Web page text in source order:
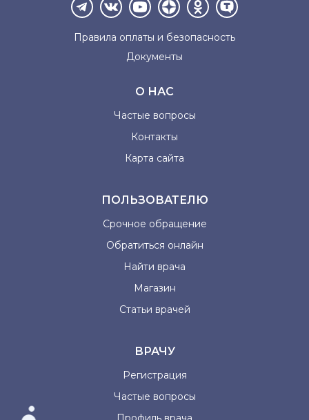
Правила оплаты и безопасность
Документы
О НАС
Частые вопросы
Контакты
Карта сайта
ПОЛЬЗОВАТЕЛЮ
Срочное обращение
Обратиться онлайн
Найти врача
Магазин
Статьи врачей
ВРАЧУ
Регистрация
Частые вопросы